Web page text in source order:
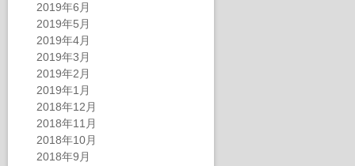
2019年6月
2019年5月
2019年4月
2019年3月
2019年2月
2019年1月
2018年12月
2018年11月
2018年10月
2018年9月